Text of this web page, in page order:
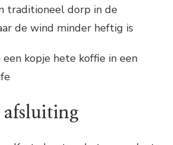
traditioneel dorp in de
de wind minder heftig is
een kopje hete koffie in een
afsluiting